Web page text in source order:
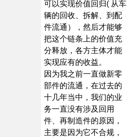
可以实现价值回归( 从车
辆的回收、拆解、到配
件流通），然后才能够
把这个链条上的价值充
分释放，各方主体才能
实现应有的收益。
因为我之前一直做新零
部件的流通，在过去的
十几年当中，我们的业
务一直没有涉及回用
件、再制造件的原因，
主要是因为它不合规，